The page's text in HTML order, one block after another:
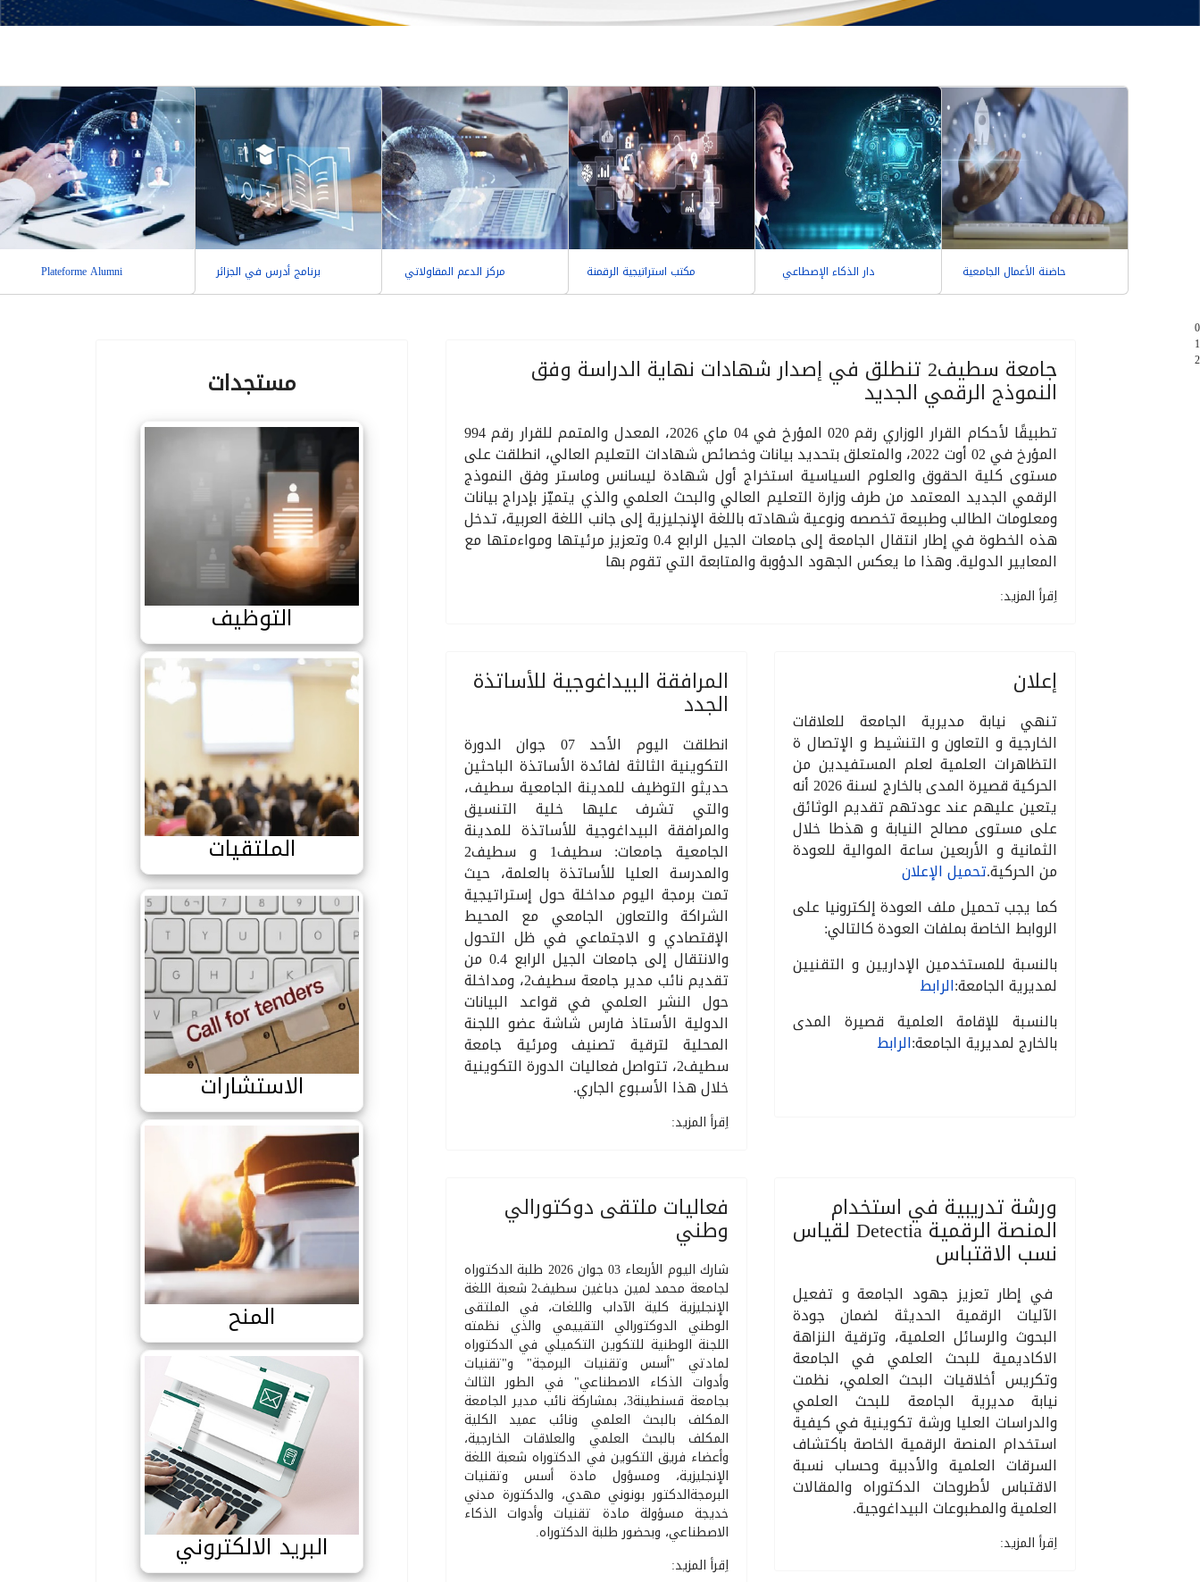
0
1
2
حاضنة الأعمال الجامعية دار الذكاء الإصطاعي مكتب استراتيجية الرقمنة مركز الدعم المقاولاتي برنامج أدرس في الجزائر Plateforme Alumni
جامعة سطيف2 تنطلق في إصدار شهادات نهاية الدراسة وفق
النموذج الرقمي الجديد
تطبيقًا لأحكام القرار الوزاري رقم 020 المؤرخ في 04 ماي 2026، المعدل والمتمم للقرار رقم 994
المؤرخ في 02 أوت 2022، والمتعلق بتحديد بيانات وخصائص شهادات التعليم العالي، انطلقت على
مستوى كلية الحقوق والعلوم السياسية استخراج أول شهادة ليسانس وماستر وفق النموذج
الرقمي الجديد المعتمد من طرف وزارة التعليم العالي والبحث العلمي والذي يتميّز بإدراج بيانات
ومعلومات الطالب وطبيعة تخصصه ونوعية شهادته باللغة الإنجليزية إلى جانب اللغة العربية، تدخل
هذه الخطوة في إطار انتقال الجامعة إلى جامعات الجيل الرابع 0.4 وتعزيز مرئيتها ومواءمتها مع
المعايير الدولية. وهذا ما يعكس الجهود الدؤوبة والمتابعة التي تقوم بها
اِقرأ المزيد:
إعلان
تنهي نيابة مديرية الجامعة للعلاقات
الخارجية و التعاون و التنشيط و الإتصال ة
التظاهرات العلمية لعلم المستفيدين من
الحركية قصيرة المدى بالخارج لسنة 2026 أنه
يتعين عليهم عند عودتهم تقديم الوثائق
على مستوى مصالح النيابة و هذطا خلال
الثمانية و الأربعين ساعة الموالية للعودة
من الحركية.تحميل الإعلان
كما يجب تحميل ملف العودة إلكترونيا على
الروابط الخاصة بملفات العودة كالتالي:
بالنسبة للمستخدمين الإداريين و التقنيين
لمديرية الجامعة:الرابط
بالنسبة للإقامة العلمية قصيرة المدى
بالخارج لمديرية الجامعة:الرابط
المرافقة البيداغوجية للأساتذة
الجدد
انطلقت اليوم الأحد 07 جوان الدورة
التكوينية الثالثة لفائدة الأساتذة الباحثين
حديثو التوظيف للمدينة الجامعية سطيف،
والتي تشرف عليها خلية التنسيق
والمرافقة البيداغوجية للأساتذة للمدينة
الجامعية جامعات: سطيف1 و سطيف2
والمدرسة العليا للأساتذة بالعلمة، حيث
تمت برمجة اليوم مداخلة حول إستراتيجية
الشراكة والتعاون الجامعي مع المحيط
الإقتصادي و الاجتماعي في ظل التحول
والانتقال إلى جامعات الجيل الرابع 0.4 من
تقديم نائب مدير جامعة سطيف2، ومداخلة
حول النشر العلمي في قواعد البيانات
الدولية الأستاذ فارس شاشة عضو اللجنة
المحلية لترقية تصنيف ومرئية جامعة
سطيف2، تتواصل فعاليات الدورة التكوينية
خلال هذا الأسبوع الجاري.
اِقرأ المزيد:
ورشة تدريبية في استخدام
المنصة الرقمية Detectia لقياس
نسب الاقتباس
في إطار تعزيز جهود الجامعة و تفعيل
الآليات الرقمية الحديثة لضمان جودة
البحوث والرسائل العلمية، وترقية النزاهة
الاكاديمية للبحث العلمي في الجامعة
وتكريس أخلاقيات البحث العلمي، نظمت
نيابة مديرية الجامعة للبحث العلمي
والدراسات العليا ورشة تكوينية في كيفية
استخدام المنصة الرقمية الخاصة باكتشاف
السرقات العلمية والأدبية وحساب نسبة
الاقتباس لأطروحات الدكتوراه والمقالات
العلمية والمطبوعات البيداغوجية.
اِقرأ المزيد:
فعاليات ملتقى دوكتورالي
وطني
شارك اليوم الأربعاء 03 جوان 2026 طلبة الدكتوراه
لجامعة محمد لمين دباغين سطيف2 شعبة اللغة
الإنجليزية كلية الآداب واللغات، في الملتقى
الوطني الدوكتورالي التقييمي والذي نظمته
اللجنة الوطنية للتكوين التكميلي في الدكتوراه
لمادتي "أسس وتقنيات البرمجة" و"تقنيات
وأدوات الذكاء الاصطناعي" في الطور الثالث
بجامعة قسنطينة3، بمشاركة نائب مدير الجامعة
المكلف بالبحث العلمي ونائب عميد الكلية
المكلف بالبحث العلمي والعلاقات الخارجية،
وأعضاء فريق التكوين في الدكتوراه شعبة اللغة
الإنجليزية، ومسؤول مادة أسس وتقنيات
البرمجةالدكتور بونوني مهدي، والدكتورة مدني
خديجة مسؤولة مادة تقنيات وأدوات الذكاء
الاصطناعي، وبحضور طلبة الدكتوراه.
اِقرأ المزيد:
مستجدات
التوظيف
التوظيف
الملتقيات
الملتقيات
الاستشارات
الاستشارات
المنح
المنح
البريد الالكتروني
البريد الالكتروني